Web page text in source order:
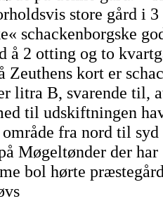
store gård i
schackenborgske
å 2 otting og to
Zeuthens kort er
litra B, svarende til,
til udskiftningen
område fra nord til
Møgeltønder der
bol hørte